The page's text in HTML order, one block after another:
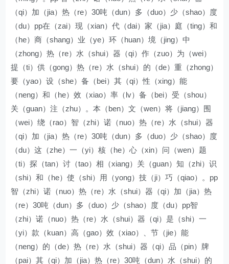
（qi）加（jia）热（re）30吨（dun）多（duo）少（shao）度
（du）pp在（zai）现（xian）代（dai）家（jia）庭（ting）和
（he）商（shang）业（ye）环（huan）境（jing）中
（zhong）热（re）水（shui）器（qi）作（zuo）为（wei）
提（ti）供（gong）热（re）水（shui）的（de）重（zhong）
要（yao）设（she）备（bei）其（qi）性（xing）能
（neng）和（he）效（xiao）率（lv）备（bei）受（shou）
关（guan）注（zhu）。本（ben）文（wen）将（jiang）围
（wei）绕（rao）智（zhi）诺（nuo）热（re）水（shui）器
（qi）加（jia）热（re）30吨（dun）多（duo）少（shao）度
（du）这（zhe）一（yi）核（he）心（xin）问（wen）题
（ti）探（tan）讨（tao）相（xiang）关（guan）知（zhi）识
（shi）和（he）使（shi）用（yong）技（ji）巧（qiao）。pp
智（zhi）诺（nuo）热（re）水（shui）器（qi）加（jia）热
（re）30吨（dun）多（duo）少（shao）度（du）pp智
（zhi）诺（nuo）热（re）水（shui）器（qi）是（shi）一
（yi）款（kuan）高（gao）效（xiao）、节（jie）能
（neng）的（de）热（re）水（shui）器（qi）品（pin）牌
（pai）其（qi）加（jia）热（re）30吨（dun）水（shui）的